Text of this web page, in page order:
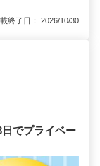
終了日： 2026/10/30
日でプライベー